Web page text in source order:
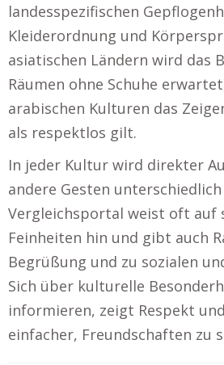
landesspezifischen
Kleiderordnung und
asiatischen Ländern wird das
Räumen ohne Schuhe
arabischen Kulturen das
als respektlos gilt.
In jeder Kultur wird direkter
andere Gesten
Vergleichsportal weist oft auf
Feinheiten hin und gibt auch
Begrüßung und zu sozialen
Sich über kulturelle
informieren, zeigt Respekt
einfacher, Freundschaften zu